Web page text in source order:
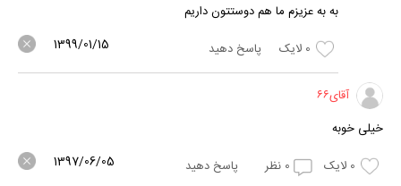
به به عزیزم ما هم دوستتون داریم
0 لایک پاسخ دهید 1399/01/15
آقای۶۶
خیلی خوبه
0 لایک 0 نظر پاسخ دهید 1397/06/05